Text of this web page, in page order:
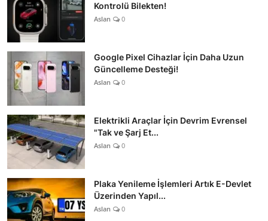
Kontrolü Bilekten!
Aslan 0
Google Pixel Cihazlar İçin Daha Uzun
Güncelleme Desteği!
Aslan 0
Elektrikli Araçlar İçin Devrim Evrensel
"Tak ve Şarj Et...
Aslan 0
Plaka Yenileme İşlemleri Artık E-Devlet
Üzerinden Yapıl...
Aslan 0